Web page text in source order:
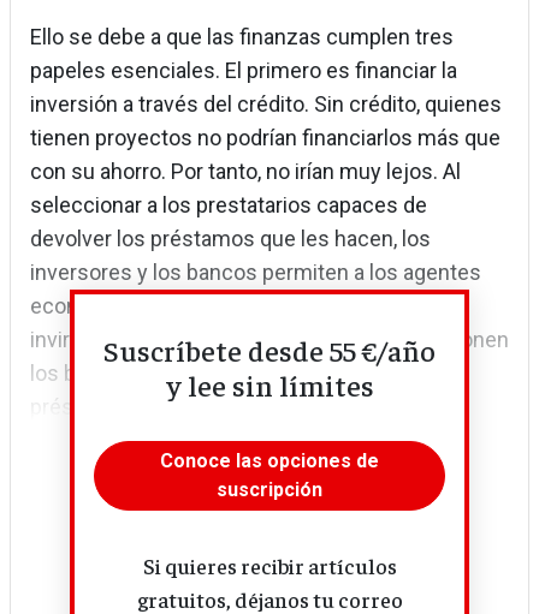
Ello se debe a que las finanzas cumplen tres
papeles esenciales. El primero es financiar la
inversión a través del crédito. Sin crédito, quienes
tienen proyectos no podrían financiarlos más que
con su ahorro. Por tanto, no irían muy lejos. Al
seleccionar a los prestatarios capaces de
devolver los préstamos que les hacen, los
inversores y los bancos permiten a los agentes
económicos proyectarse hacia el futuro
invirtiendo. A veces, los recursos de que disponen
los bancos (los depósitos que reciben, los
préstamos que toman) son...
Suscríbete desde 55 €/año
y lee sin límites
Conoce las opciones de
suscripción
Si quieres recibir artículos
gratuitos, déjanos tu correo